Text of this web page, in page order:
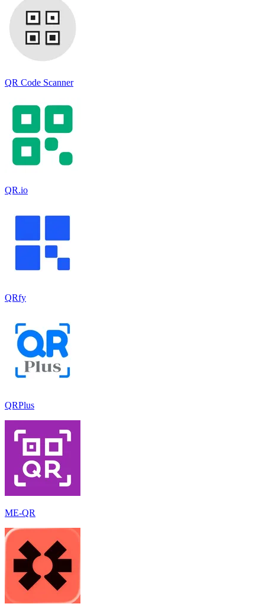
QR Code Scanner
QR.io
QRfy
QRPlus
ME-QR